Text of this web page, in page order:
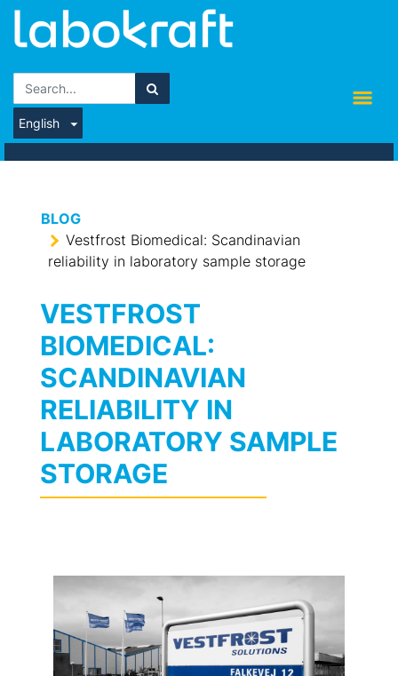
English
BLOG
Vestfrost Biomedical: Scandinavian
reliability in laboratory sample storage
VESTFROST
BIOMEDICAL:
SCANDINAVIAN
RELIABILITY IN
LABORATORY SAMPLE
STORAGE